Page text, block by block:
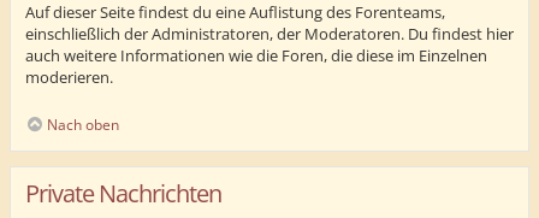
Auf dieser Seite findest du eine Auflistung des Forenteams,
einschließlich der Administratoren, der Moderatoren. Du findest hier
auch weitere Informationen wie die Foren, die diese im Einzelnen
moderieren.
Nach oben
Private Nachrichten